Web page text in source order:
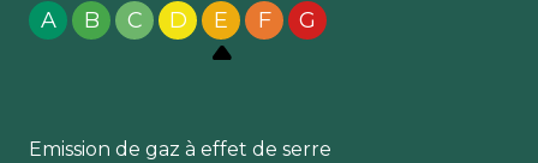
A B C D E F G
Emission de gaz à effet de serre